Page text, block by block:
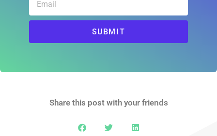
SUBMIT
Share this post with your friends